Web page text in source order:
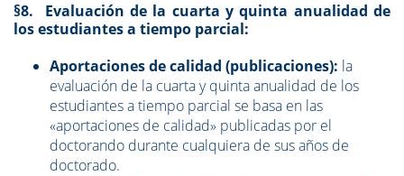
§8. Evaluación de la cuarta y quinta anualidad de
los estudiantes a tiempo parcial:
Aportaciones de calidad (publicaciones): la
evaluación de la cuarta y quinta anualidad de los
estudiantes a tiempo parcial se basa en las
«aportaciones de calidad» publicadas por el
doctorando durante cualquiera de sus años de
doctorado.